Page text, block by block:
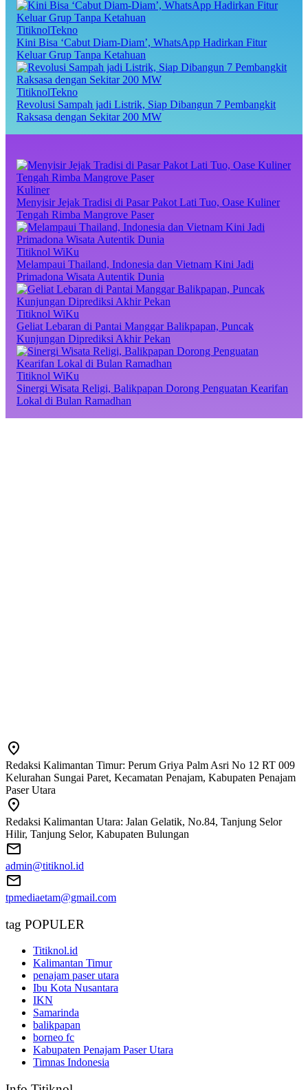
TitiknolTekno
Kini Bisa ‘Cabut Diam-Diam’, WhatsApp Hadirkan Fitur
Keluar Grup Tanpa Ketahuan
TitiknolTekno
Revolusi Sampah jadi Listrik, Siap Dibangun 7 Pembangkit
Raksasa dengan Sekitar 200 MW
Kuliner
Menyisir Jejak Tradisi di Pasar Pakot Lati Tuo, Oase Kuliner
Tengah Rimba Mangrove Paser
Titiknol WiKu
Melampaui Thailand, Indonesia dan Vietnam Kini Jadi
Primadona Wisata Autentik Dunia
Titiknol WiKu
Geliat Lebaran di Pantai Manggar Balikpapan, Puncak
Kunjungan Diprediksi Akhir Pekan
Titiknol WiKu
Sinergi Wisata Religi, Balikpapan Dorong Penguatan Kearifan
Lokal di Bulan Ramadhan
Redaksi Kalimantan Timur: Perum Griya Palm Asri No 12 RT 009
Kelurahan Sungai Paret, Kecamatan Penajam, Kabupaten Penajam
Paser Utara
Redaksi Kalimantan Utara: Jalan Gelatik, No.84, Tanjung Selor
Hilir, Tanjung Selor, Kabupaten Bulungan
admin@titiknol.id
tpmediaetam@gmail.com
tag POPULER
Titiknol.id
Kalimantan Timur
penajam paser utara
Ibu Kota Nusantara
IKN
Samarinda
balikpapan
borneo fc
Kabupaten Penajam Paser Utara
Timnas Indonesia